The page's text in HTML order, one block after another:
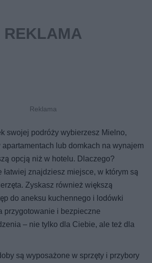
swojej podróży wybierzesz Mielno,
lub domkach na wynajem
opcją niż w hotelu. Dlaczego?
znajdziesz miejsce, w którym są
Zyskasz również większą
do aneksu kuchennego i lodówki
przygotowanie i bezpieczne
– nie tylko dla Ciebie, ale też dla
są wyposażone w sprzęty i przybory